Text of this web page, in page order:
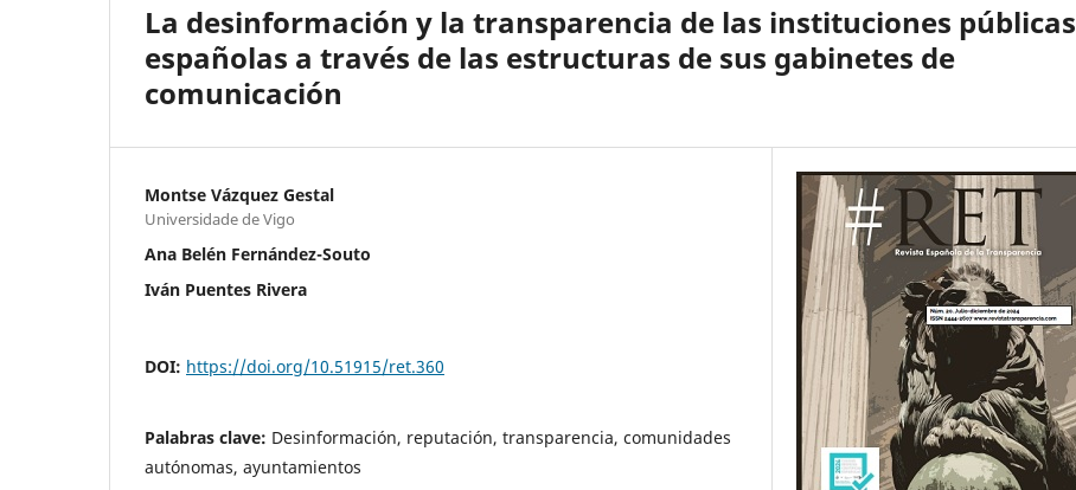
La desinformación y la transparencia de las instituciones públicas
españolas a través de las estructuras de sus gabinetes de
comunicación
Montse Vázquez Gestal
Universidade de Vigo
Ana Belén Fernández-Souto
Iván Puentes Rivera
DOI: https://doi.org/10.51915/ret.360
Palabras clave: Desinformación, reputación, transparencia, comunidades
autónomas, ayuntamientos